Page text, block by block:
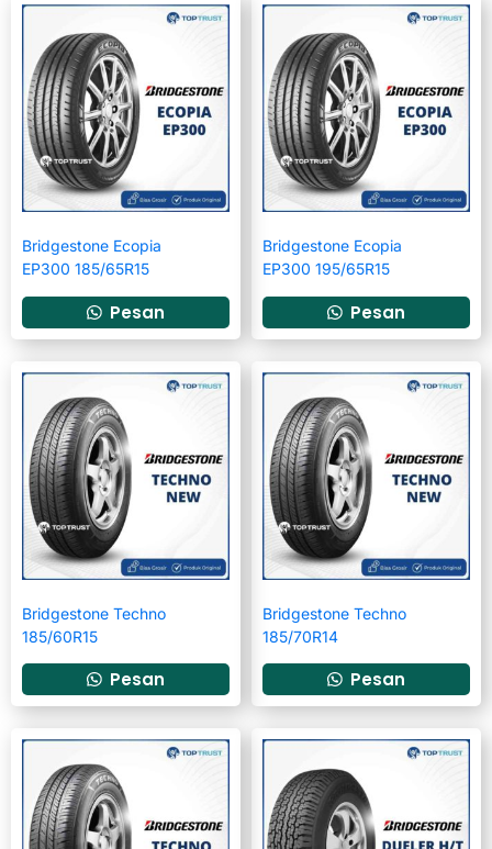
Bridgestone Ecopia
EP300 185/65R15
Pesan
Bridgestone Ecopia
EP300 195/65R15
Pesan
Bridgestone Techno
185/60R15
Pesan
Bridgestone Techno
185/70R14
Pesan